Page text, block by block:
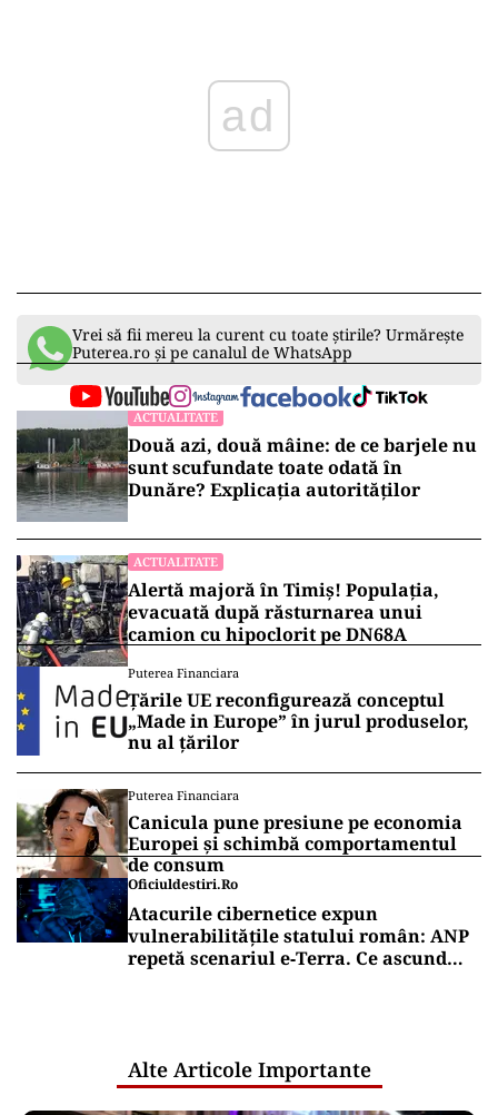
ad
Vrei să fii mereu la curent cu toate știrile? Urmărește
Puterea.ro și pe canalul de WhatsApp
ACTUALITATE
Două azi, două mâine: de ce barjele nu
sunt scufundate toate odată în
Dunăre? Explicația autorităților
ACTUALITATE
Alertă majoră în Timiș! Populația,
evacuată după răsturnarea unui
camion cu hipoclorit pe DN68A
Puterea Financiara
Țările UE reconfigurează conceptul
„Made in Europe” în jurul produselor,
nu al țărilor
Puterea Financiara
Canicula pune presiune pe economia
Europei și schimbă comportamentul
de consum
Oficiuldestiri.ro
Atacurile cibernetice expun
vulnerabilitățile statului român: ANP
repetă scenariul e‑Terra. Ce ascund
Alte Articole Importante